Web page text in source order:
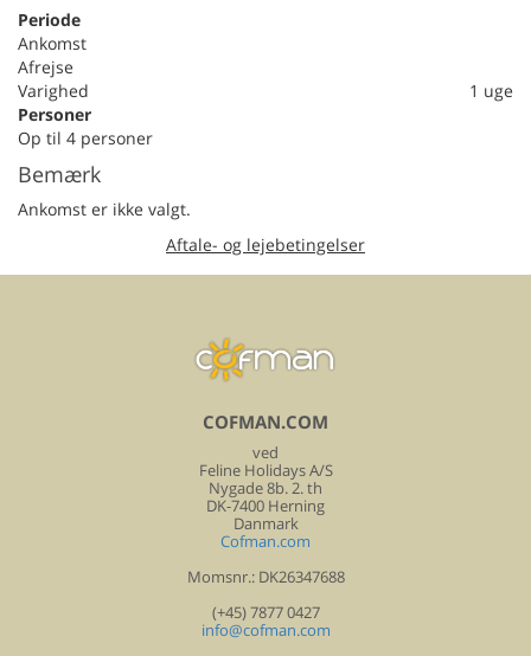
Periode
Ankomst
Afrejse
Varighed
1 uge
Personer
Op til 4 personer
Bemærk
Ankomst er ikke valgt.
Aftale- og lejebetingelser
COFMAN.COM
ved
Feline Holidays A/S
Nygade 8b. 2. th
DK-7400 Herning
Danmark
Cofman.com
Momsnr.: DK26347688
(+45) 7877 0427
info@cofman.com